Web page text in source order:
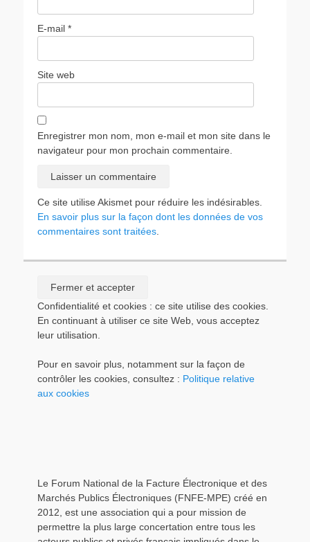
E-mail *
Site web
Enregistrer mon nom, mon e-mail et mon site dans le
navigateur pour mon prochain commentaire.
Ce site utilise Akismet pour réduire les indésirables.
En savoir plus sur la façon dont les données de vos
commentaires sont traitées
Confidentialité et cookies : ce site utilise des cookies.
En continuant à utiliser ce site Web, vous acceptez
leur utilisation.
Pour en savoir plus, notamment sur la façon de
contrôler les cookies, consultez : Politique relative
aux cookies
Le Forum National de la Facture Électronique et des
Marchés Publics Électroniques (FNFE-MPE) créé en
2012, est une association qui a pour mission de
permettre la plus large concertation entre tous les